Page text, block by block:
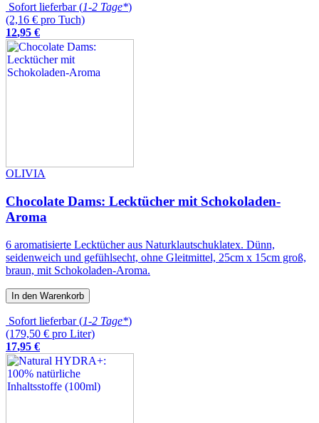
Sofort lieferbar (1-2 Tage*)
(2,16 € pro Tuch)
12,95 €
OLIVIA
Chocolate Dams: Lecktücher mit Schokoladen-
Aroma
6 aromatisierte Lecktücher aus Naturklautschuklatex. Dünn,
seidenweich und gefühlsecht, ohne Gleitmittel, 25cm x 15cm groß,
braun, mit Schokoladen-Aroma.
In den Warenkorb
Sofort lieferbar (1-2 Tage*)
(179,50 € pro Liter)
17,95 €